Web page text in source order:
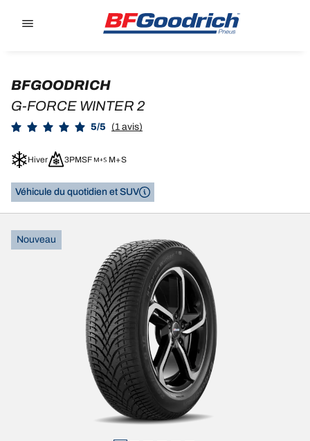
Nouveau
BFGOODRICH
G-FORCE WINTER 2
5/5 (1 avis)
Hiver 3PMSF M+S
Véhicule du quotidien et SUV